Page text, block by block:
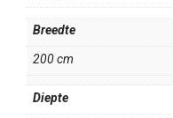
Breedte
200 cm
Diepte